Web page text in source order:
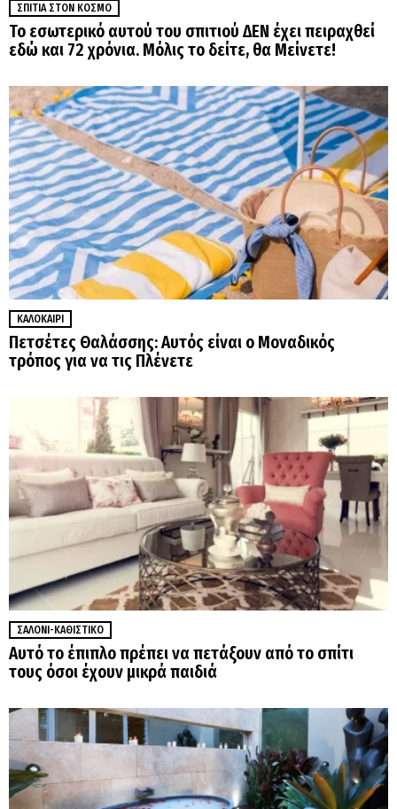
ΣΠΊΤΙΑ ΣΤΟΝ ΚΌΣΜΟ
Το εσωτερικό αυτού του σπιτιού ΔΕΝ έχει πειραχθεί
εδώ και 72 χρόνια. Μόλις το δείτε, θα Μείνετε!
ΚΑΛΟΚΑΊΡΙ
Πετσέτες Θαλάσσης: Αυτός είναι ο Μοναδικός
τρόπος για να τις Πλένετε
ΣΑΛΌΝΙ-ΚΑΘΙΣΤΙΚΌ
Αυτό το έπιπλο πρέπει να πετάξουν από το σπίτι
τους όσοι έχουν μικρά παιδιά